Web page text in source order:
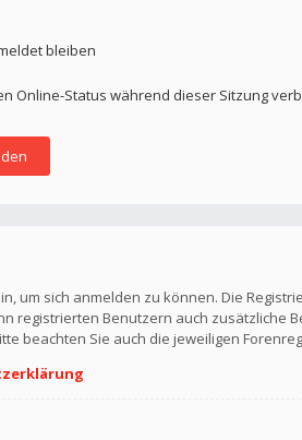
bleiben
Online-Status während dieser Sitzung
um sich anmelden zu können. Die
registrierten Benutzern auch
beachten Sie auch die jeweiligen